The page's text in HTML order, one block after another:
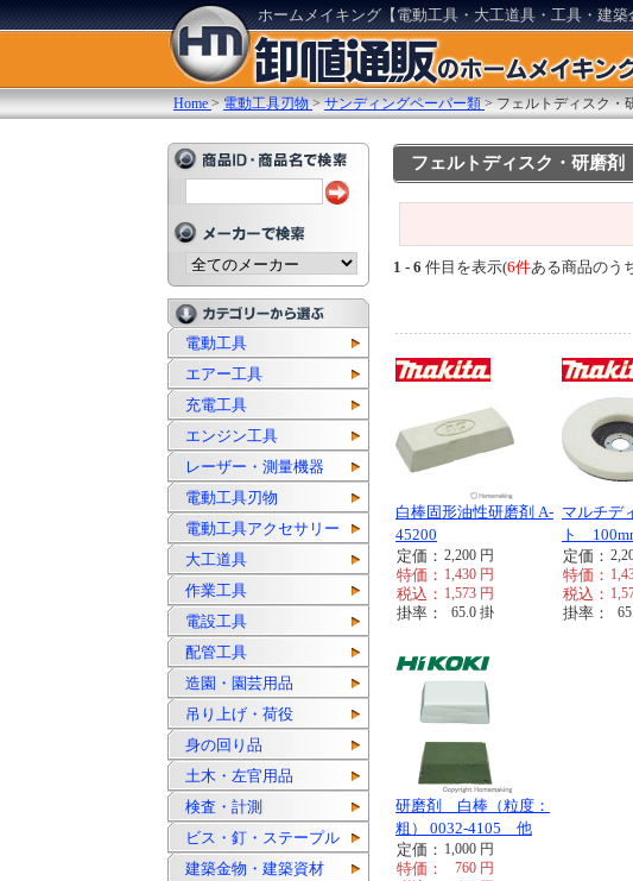
ホームメイキング【電動工具・大工道具・工具・建
Home >電動工具刃物 >サンディングペーパー類 >フェルトディスク・
電動工具
エアー工具
充電工具
エンジン工具
レーザー・測量機器
電動工具刃物
電動工具アクセサリー
大工道具
作業工具
電設工具
配管工具
造園・園芸用品
吊り上げ・荷役
身の回り品
土木・左官用品
検査・計測
ビス・釘・ステープル
建築金物・建築資材
フェルトディスク・研磨剤
1 - 6 件目を表示(6件ある商品のう
白棒固形油性研磨剤 A-
45200
定価： 2,200 円
特価： 1,430 円
税込： 1,573 円
掛率： 65.0 掛
マルチデ
ト
定価：
特価：
税込：
掛率：
研磨剤 白棒（粒度：
粗） 0032-4105 他
定価： 1,000 円
特価： 760 円